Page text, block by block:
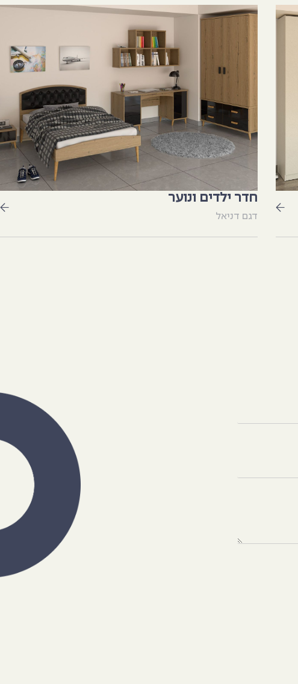
חדר ילדים ונוער
דגם דניאל